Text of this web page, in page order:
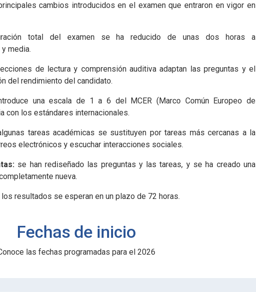
cambios introducidos en el examen que entraron en vigor en
total del examen se ha reducido de unas dos horas a
media.
de lectura y comprensión auditiva adaptan las preguntas y el
del rendimiento del candidato.
una escala de 1 a 6 del MCER (Marco Común Europeo de
con los estándares internacionales.
tareas académicas se sustituyen por tareas más cercanas a la
electrónicos y escuchar interacciones sociales.
se han rediseñado las preguntas y las tareas, y se ha creado una
nueva.
los resultados se esperan en un plazo de 72 horas.
Fechas de inicio
las fechas programadas para el 2026